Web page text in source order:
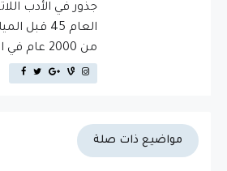
جذور في الأدب
العام 45
من 2000 عام في القدم.
مواضيع ذات صلة